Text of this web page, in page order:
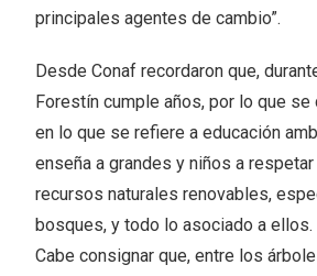
principales agentes de cambio”.
Desde Conaf recordaron que,
Forestín cumple años, por lo que
en lo que se refiere a educación
enseña a grandes y niños a
recursos naturales renovables,
bosques, y todo lo asociado a ellos.
Cabe consignar que, entre los